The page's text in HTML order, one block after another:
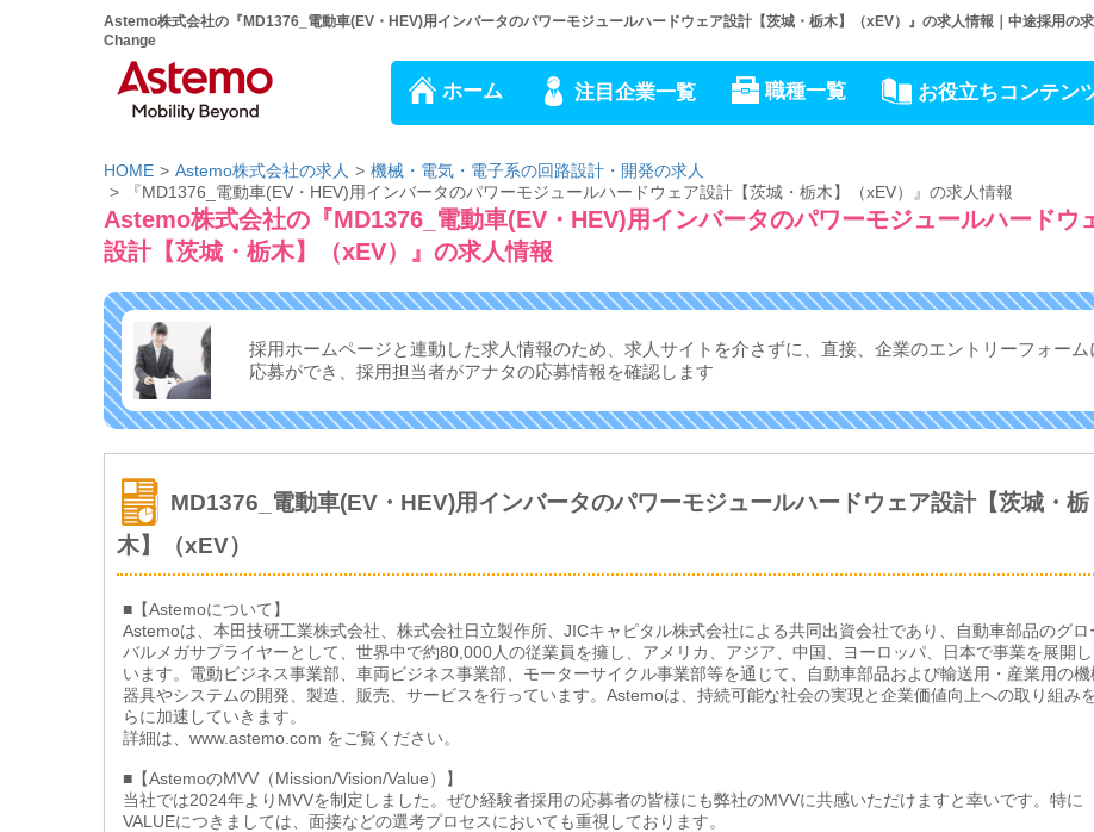
Astemo株式会社の『MD1376_電動車(EV・HEV)用インバータのパワーモジュールハードウェア設計【茨城・栃木】（xEV）』の求人情報｜中途採用の
Change
ホーム 注目企業一覧 職種一覧 お役立ちコンテン
HOME Astemo株式会社の求人
機械・電気・電子系の回路設計・開発の求人
『MD1376_電動車(EV・HEV)用インバータのパワーモジュールハードウェア設計【茨城・栃木】（xEV）』の求人情報
Astemo株式会社の『MD1376_電動車(EV・HEV)用インバータのパワーモジュールハードウ
設計【茨城・栃木】（xEV）』の求人情報
採用ホームページと連動した求人情報のため、求人サイトを介さずに、 直接、企業のエントリーフォーム
応募ができ、 採用担当者がアナタの応募情報を確認します
MD1376_電動車(EV・HEV)用インバータのパワーモジュールハードウェア設計【茨城・栃
木】（xEV）
■【Astemoについて】
Astemoは、本田技研工業株式会社、株式会社日立製作所、JICキャピタル株式会社による共同出資会社であり、自動車部品のグロ
バルメガサプライヤーとして、世界中で約80,000人の従業員を擁し、アメリカ、アジア、中国、ヨーロッパ、日本で事業を展開し
います。電動ビジネス事業部、車両ビジネス事業部、モーターサイクル事業部等を通じて、自動車部品および輸送用・産業用の機
器具やシステムの開発、製造、販売、サービスを行っています。Astemoは、持続可能な社会の実現と企業価値向上への取り組み
らに加速していきます。
詳細は、www.astemo.com をご覧ください。
■【AstemoのMVV（Mission/Vision/Value）】
当社では2024年よりMVVを制定しました。ぜひ経験者採用の応募者の皆様にも弊社のMVVに共感いただけますと幸いです。特に
VALUEにつきましては、面接などの選考プロセスにおいても重視しております。